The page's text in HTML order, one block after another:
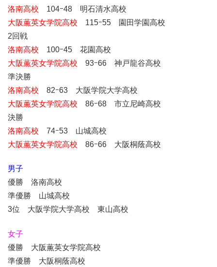
洛南高校 104ｰ48 明石清水高校
大阪薫英女学院高校 115ｰ55 園田学園高校
2回戦
洛南高校 100ｰ45 花園高校
大阪薫英女学院高校 93ｰ66 神戸龍谷高校
準決勝
洛南高校 82ｰ63 大阪学院大学高校
大阪薫英女学院高校 86ｰ68 市立尼崎高校
決勝
洛南高校 74ｰ53 山城高校
大阪薫英女学院高校 86ｰ66 大阪桐蔭高校
男子
優勝 洛南高校
準優勝 山城高校
3位 大阪学院大学高校 東山高校
女子
優勝 大阪薫英女学院高校
準優勝 大阪桐蔭高校